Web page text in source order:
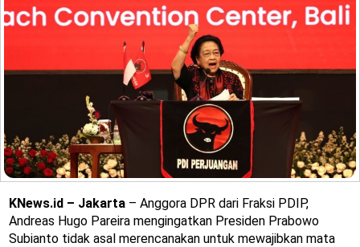
KNews.id – Jakarta – Anggora DPR dari Fraksi PDIP,
Andreas Hugo Pareira mengingatkan Presiden Prabowo
Subianto tidak asal merencanakan untuk mewajibkan mata